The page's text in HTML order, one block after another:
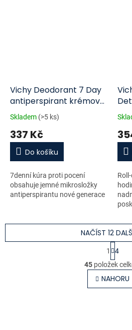
Vichy Deodorant 7 Day
antiperspirant krémový
deodorant 30 ml
Skladem (>5 ks)
337 Kč
Do košíku
7denní kúra proti pocení
obsahuje jemné mikrosložky
antiperspirantu nové generace
O
v
l
á
NAČÍST 12
S
t
r
á
n
k
1
4
45položek
NAHORU